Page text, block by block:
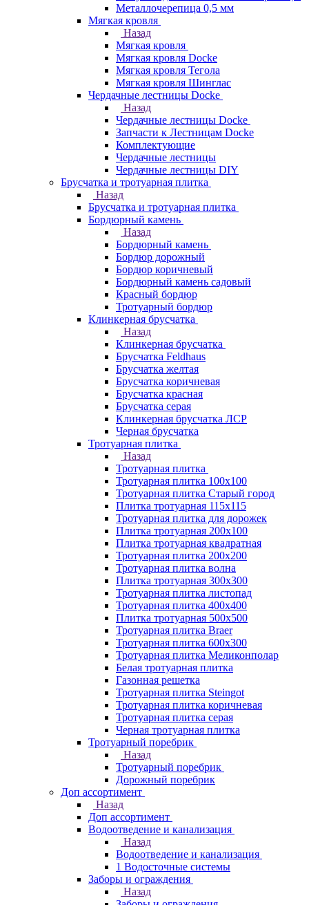
Металлочерепица 0,5 мм
Мягкая кровля
Назад
Мягкая кровля
Мягкая кровля Docke
Мягкая кровля Тегола
Мягкая кровля Шинглас
Чердачные лестницы Docke
Назад
Чердачные лестницы Docke
Запчасти к Лестницам Docke
Комплектующие
Чердачные лестницы
Чердачные лестницы DIY
Брусчатка и тротуарная плитка
Назад
Брусчатка и тротуарная плитка
Бордюрный камень
Назад
Бордюрный камень
Бордюр дорожный
Бордюр коричневый
Бордюрный камень садовый
Красный бордюр
Тротуарный бордюр
Клинкерная брусчатка
Назад
Клинкерная брусчатка
Брусчатка Feldhaus
Брусчатка желтая
Брусчатка коричневая
Брусчатка красная
Брусчатка серая
Клинкерная брусчатка ЛСР
Черная брусчатка
Тротуарная плитка
Назад
Тротуарная плитка
Тротуарная плитка 100x100
Тротуарная плитка Старый город
Плитка тротуарная 115x115
Тротуарная плитка для дорожек
Плитка тротуарная 200х100
Плитка тротуарная квадратная
Тротуарная плитка 200х200
Тротуарная плитка волна
Плитка тротуарная 300х300
Тротуарная плитка листопад
Тротуарная плитка 400х400
Плитка тротуарная 500x500
Тротуарная плитка Braer
Тротуарная плитка 600х300
Тротуарная плитка Меликонполар
Белая тротуарная плитка
Газонная решетка
Тротуарная плитка Steingot
Тротуарная плитка коричневая
Тротуарная плитка серая
Черная тротуарная плитка
Тротуарный поребрик
Назад
Тротуарный поребрик
Дорожный поребрик
Доп ассортимент
Назад
Доп ассортимент
Водоотведение и канализация
Назад
Водоотведение и канализация
1 Водосточные системы
Заборы и ограждения
Назад